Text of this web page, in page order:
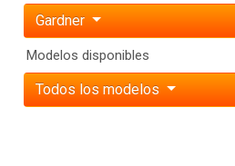
Gardner
Modelos disponibles
Todos los modelos